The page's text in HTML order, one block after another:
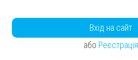
Вхід на сайт
або Реєстрація